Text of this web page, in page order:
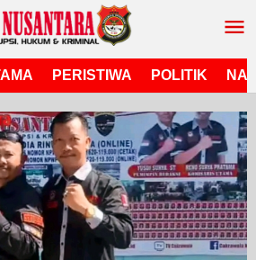
PERISTIWA POLITIK